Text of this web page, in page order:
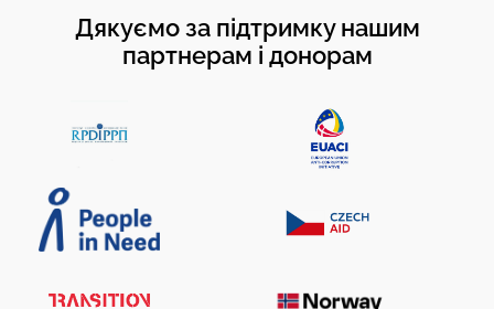
Дякуємо за підтримку нашим
партнерам і донорам